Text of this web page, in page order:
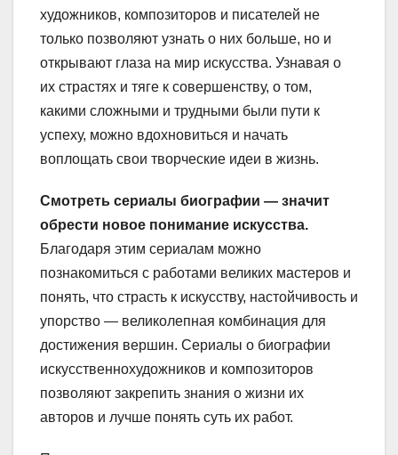
художников, композиторов и писателей не
только позволяют узнать о них больше, но и
открывают глаза на мир искусства. Узнавая о
их страстях и тяге к совершенству, о том,
какими сложными и трудными были пути к
успеху, можно вдохновиться и начать
воплощать свои творческие идеи в жизнь.
Смотреть сериалы биографии — значит
обрести новое понимание искусства.
Благодаря этим сериалам можно
познакомиться с работами великих мастеров и
понять, что страсть к искусству, настойчивость и
упорство — великолепная комбинация для
достижения вершин. Сериалы о биографии
искусственнохудожников и композиторов
позволяют закрепить знания о жизни их
авторов и лучше понять суть их работ.